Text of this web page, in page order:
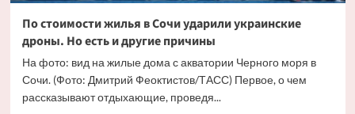
По стоимости жилья в Сочи ударили украинские
дроны. Но есть и другие причины
На фото: вид на жилые дома с акватории Черного моря в
Сочи. (Фото: Дмитрий Феоктистов/ТАСС) Первое, о чем
рассказывают отдыхающие, проведя...